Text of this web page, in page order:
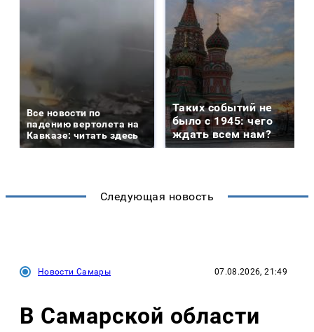
Все новости по
падению вертолета на
Кавказе: читать здесь
Таких событий не
было с 1945: чего
ждать всем нам?
Следующая новость
Новости Самары 07.08.2026, 21:49
В Самарской области